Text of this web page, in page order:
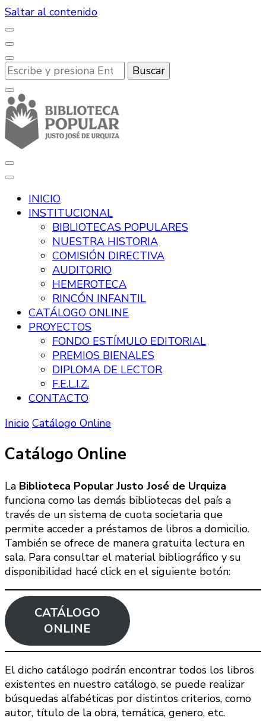
Saltar al contenido
¿Buscas
algo?
Biblioteca Popular Justo José de
Urquiza
INICIO
INSTITUCIONAL
BIBLIOTECAS POPULARES
NUESTRA HISTORIA
COMISIÓN DIRECTIVA
AUDITORIO
HEMEROTECA
RINCÓN INFANTIL
CATÁLOGO ONLINE
PROYECTOS
FONDO ESTÍMULO EDITORIAL
PREMIOS BIENALES
DIPLOMA DE LECTOR
F.E.L.I.Z.
CONTACTO
Inicio Catálogo Online
Catálogo Online
La Biblioteca Popular Justo José de Urquiza
funciona como las demás bibliotecas del país a
través de un sistema de cuota societaria que
permite acceder a préstamos de libros a domicilio.
También se ofrece de manera gratuita lectura en
sala. Para consultar el material bibliográfico y su
disponibilidad hacé click en el siguiente botón:
CATÁLOGO
ONLINE
El dicho catálogo podrán encontrar todos los libros
existentes en nuestro catálogo, se puede realizar
búsquedas alfabéticas por distintos criterios, como
autor, título de la obra, temática, genero, etc.